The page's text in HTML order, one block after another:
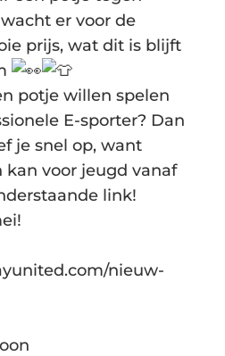
er voor de
prijs, wat dit is blijft
potje willen spelen
E-sporter? Dan
je snel op, want
kan voor jeugd vanaf
link!
nieuw-